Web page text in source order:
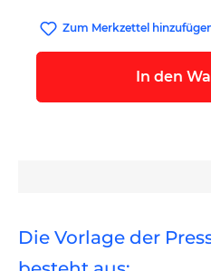
Zum Merkzettel
In den
Die Vorlage der